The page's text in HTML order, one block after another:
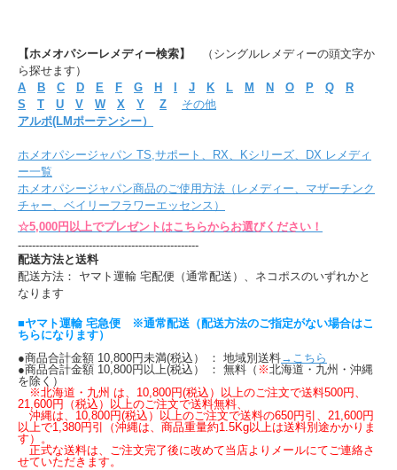
【ホメオパシーレメディー検索】
（シングルレメディーの頭文字か
ら探せます）
A
B C D E F G H J K L M N O P Q
R
S
T U V W X Y Z
その他
アルポ(LMポーテンシー）
ホメオパシージャパン TS,サポート、RX、Kシリーズ、DX レメディ
ー一覧
ホメオパシージャパン商品のご使用方法（レメディー、マザーチンク
チャー、ベイリーフラワーエッセンス）
☆5,000円以上でプレゼントはこちらからお選びください！
---------------------------------------------------
配送方法と送料
配送方法： ヤマト運輸 宅配便（通常配送）、ネコポスのいずれかと
なります
■ヤマト運輸 宅急便 ※通常配送（配送方法のご指定がない場合はこ
ちらになります）
●商品合計金額 10,800円未満(税込） ： 地域別送料→こちら
●商品合計金額 10,800円以上(税込） ： 無料（ ※北海道・九州・沖縄
を除く）
※北海道・九州 は、10,800円(税込）以上のご注文で送料500円、
21,600円（税込）以上のご注文で送料無料、
沖縄は、10,800円(税込）以上のご注文で送料の650円引、21,600円
以上で1,380円引（沖縄は、商品重量約1.5Kg以上は送料別途かかりま
す）。
正式な送料は、ご注文完了後に改めて当店よりメールにてご連絡さ
せていただきます。